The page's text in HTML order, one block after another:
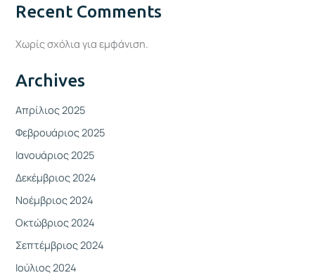
Recent Comments
Χωρίς σχόλια για εμφάνιση.
Archives
Απρίλιος 2025
Φεβρουάριος 2025
Ιανουάριος 2025
Δεκέμβριος 2024
Νοέμβριος 2024
Οκτώβριος 2024
Σεπτέμβριος 2024
Ιούλιος 2024